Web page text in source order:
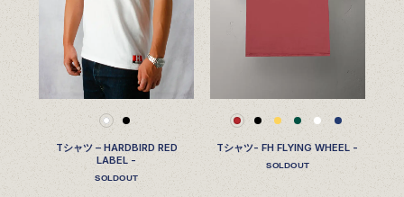
Tシャツ – HARDBIRD RED
LABEL -
SOLDOUT
Tシャツ- FH FLYING WHEEL -
SOLDOUT